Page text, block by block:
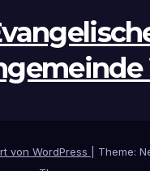
von WordPress
Theme: